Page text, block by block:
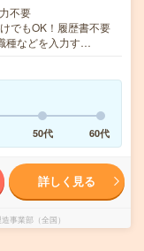
不要
でもOK！履歴書不要
種などを入力す…
50代 60代
詳しく見る
事業部（全国）